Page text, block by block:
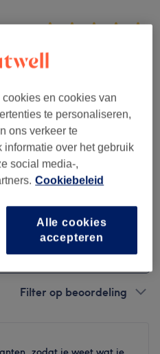
Filter op beoordeling
en cookies van
te personaliseren,
ons verkeer te
over het gebruik
social media-,
Cookiebeleid
Alle cookies
accepteren